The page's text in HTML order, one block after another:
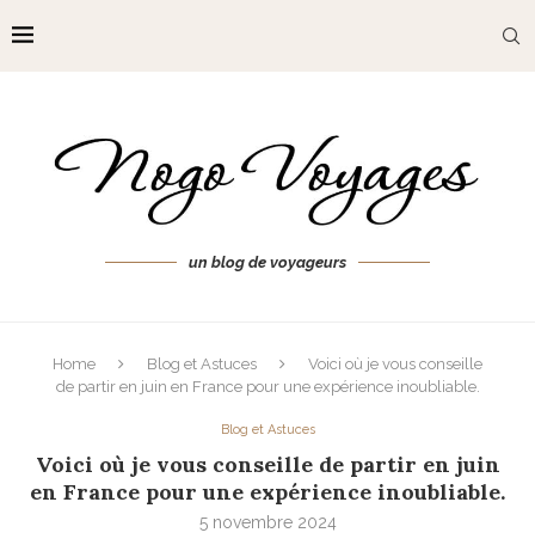
un blog de voyageurs
Home Blog et Astuces
Voici où je vous conseille
de partir en juin en France pour une expérience inoubliable.
Blog et Astuces
Voici où je vous conseille de partir en juin
en France pour une expérience inoubliable.
5 novembre 2024